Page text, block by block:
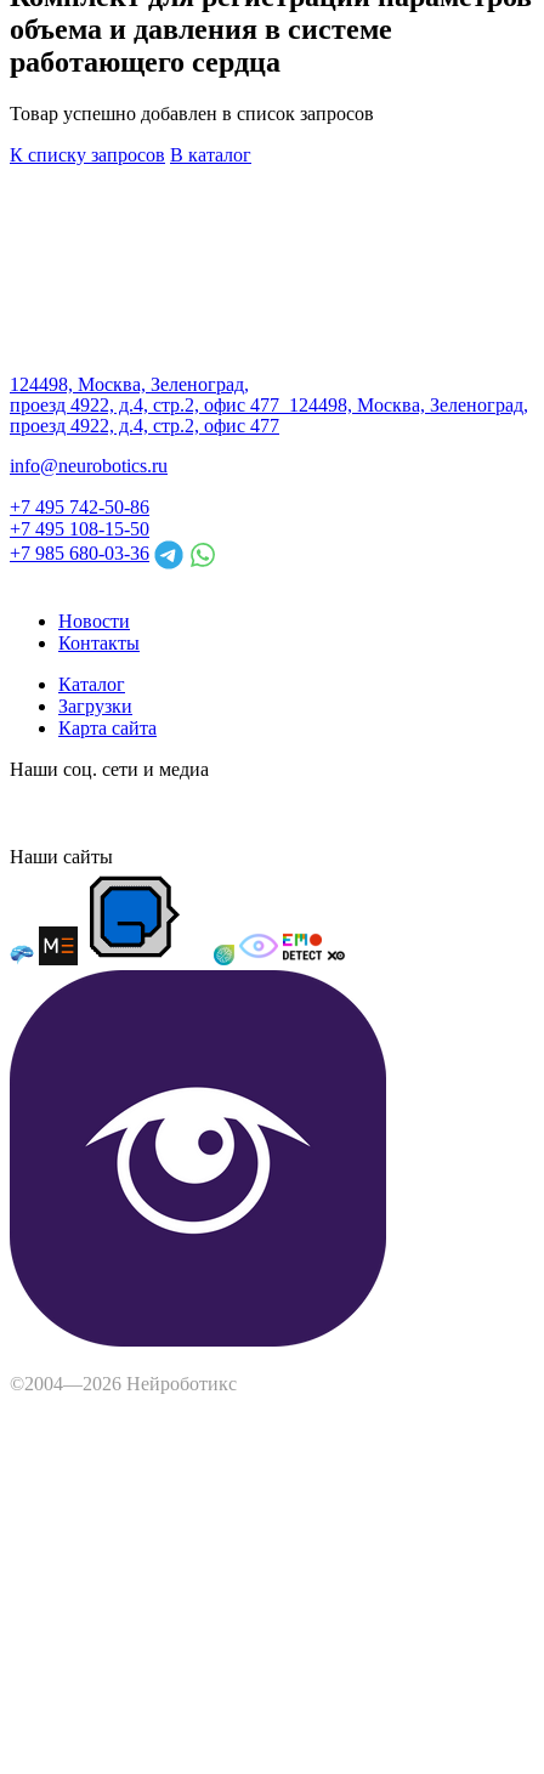
объема и давления в системе
работающего сердца
Товар успешно добавлен в список запросов
К списку запросов В каталог
124498, Москва, Зеленоград,
проезд 4922, д.4, стр.2, офис 477 124498, Москва, Зеленоград,
проезд 4922, д.4, стр.2, офис 477
info@neurobotics.ru
+7 495 742-50-86
+7 495 108-15-50
+7 985 680-03-36
Новости
Контакты
Каталог
Загрузки
Карта сайта
Наши соц. сети и медиа
Наши сайты
©2004—2026 Нейроботикс